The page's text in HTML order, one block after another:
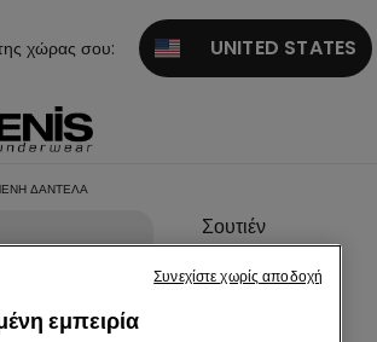
χώρας σου: UNITED STATES
ΔΑΝΤΈΛΑ
Σουτιέν
Wien
εμπειρία
Συνεχίστε χωρίς αποδοχή